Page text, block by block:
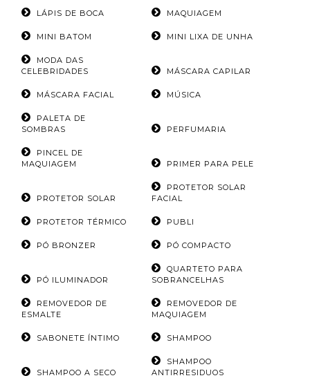
LÁPIS DE BOCA MAQUIAGEM
MINI BATOM MINI LIXA DE UNHA
MODA DAS
CELEBRIDADES
MÁSCARA CAPILAR
MÁSCARA FACIAL MÚSICA
PALETA DE
SOMBRAS
PERFUMARIA
PINCEL DE
MAQUIAGEM
PRIMER PARA PELE
PROTETOR SOLAR
PROTETOR SOLAR
FACIAL
PROTETOR TÉRMICO PUBLI
PÓ BRONZER PÓ COMPACTO
PÓ ILUMINADOR
QUARTETO PARA
SOBRANCELHAS
REMOVEDOR DE
ESMALTE
REMOVEDOR DE
MAQUIAGEM
SABONETE ÍNTIMO SHAMPOO
SHAMPOO A SECO
SHAMPOO
ANTIRRESIDUOS